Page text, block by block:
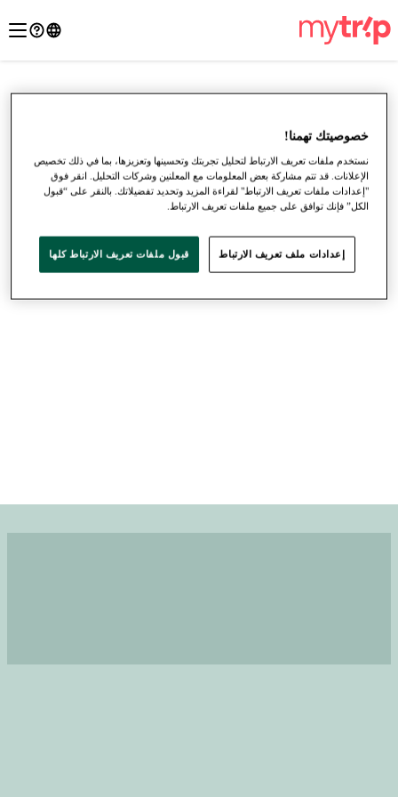
●
●
●
خصوصيتك تهمنا!
نستخدم ملفات تعريف الارتباط لتحليل تجربتك وتحسينها وتعزيزها، بما في ذلك تخصيص
الإعلانات. قد تتم مشاركة بعض المعلومات مع المعلنين وشركات التحليل. انقر فوق
"إعدادات ملفات تعريف الارتباط" لقراءة المزيد وتحديد تفضيلاتك. بالنقر على “قبول
الكل” فإنك توافق على جميع ملفات تعريف الارتباط.
إعدادات ملف تعريف الارتباط قبول ملفات تعريف الارتباط كلها